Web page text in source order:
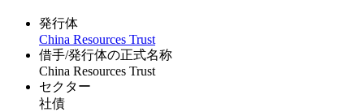
発行体
China Resources Trust
借手/発行体の正式名称
China Resources Trust
セクター
社債